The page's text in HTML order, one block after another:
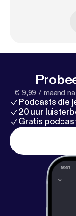
€ 9,99 / maand
Podcasts die
20 uur
Gratis